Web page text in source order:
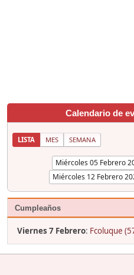
Calendario de
LISTA MES SEMANA
Cumpleaños
Viernes 7 Febrero: Fcoluque